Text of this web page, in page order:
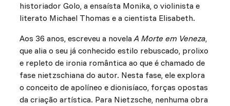
historiador Golo, a ensaísta Monika, o violinista e
literato Michael Thomas e a cientista Elisabeth.
Aos 36 anos, escreveu a novelaA Morte em Veneza,
que alia o seu já conhecido estilo rebuscado, prolixo
e repleto de ironia romântica ao que é chamado de
fase nietzschiana do autor. Nesta fase, ele explora
o conceito de apolíneo e dionisíaco, forças opostas
da criação artística. Para Nietzsche, nenhuma obra